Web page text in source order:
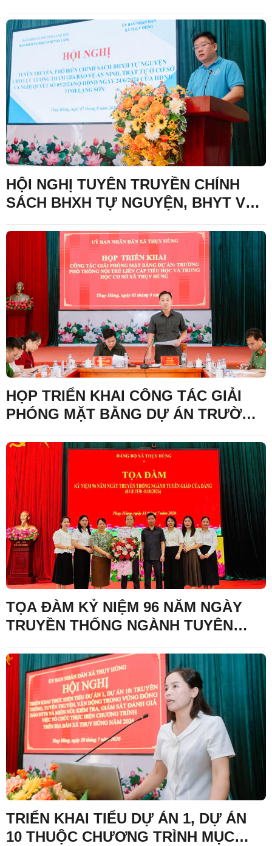
HỘI NGHỊ TUYÊN TRUYỀN CHÍNH
SÁCH BHXH TỰ NGUYỆN, BHYT VÀ
MỨC ĐÓNG BHXH
HỌP TRIỂN KHAI CÔNG TÁC GIẢI
PHÓNG MẶT BẰNG DỰ ÁN TRƯỜNG
TIỂU HỌC VÀ TRUNG HỌC CƠ SỞ
TỌA ĐÀM KỶ NIỆM 96 NĂM NGÀY
TRUYỀN THỐNG NGÀNH TUYÊN
01/8/2026)
TRIỂN KHAI TIỂU DỰ ÁN 1, DỰ ÁN
10 THUỘC CHƯƠNG TRÌNH MỤC